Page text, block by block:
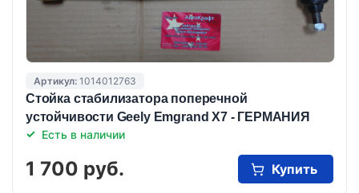
Артикул: 1014012763
Стойка стабилизатора поперечной
устойчивости Geely Emgrand X7 - ГЕРМАНИЯ
Есть в наличии
1 700 руб. Купить